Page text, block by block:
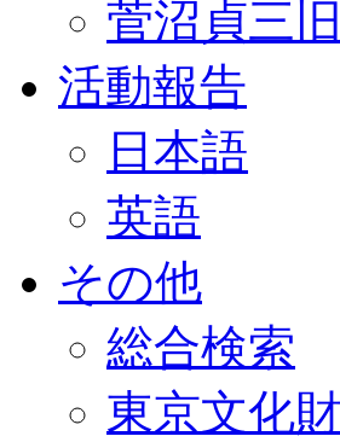
菅沼貞三
活動報告
日本語
英語
その他
総合検索
東京文化